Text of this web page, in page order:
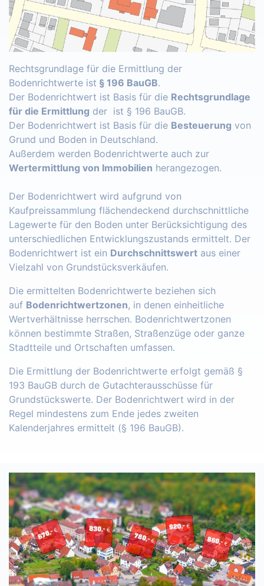
Rechtsgrundlage für die Ermittlung der
Bodenrichtwerte ist § 196 BauGB.
Der Bodenrichtwert ist Basis für die Rechtsgrundlage
für die Ermittlung der ist § 196 BauGB.
Der Bodenrichtwert ist Basis für die Besteuerung von
Grund und Boden in Deutschland.
Außerdem werden Bodenrichtwerte auch zur
Wertermittlung von Immobilien herangezogen.
Der Bodenrichtwert wird aufgrund von
Kaufpreissammlung flächendeckend durchschnittliche
Lagewerte für den Boden unter Berücksichtigung des
unterschiedlichen Entwicklungszustands ermittelt. Der
Bodenrichtwert ist ein Durchschnittswert aus einer
Vielzahl von Grundstücksverkäufen.
Die ermittelten Bodenrichtwerte beziehen sich
auf Bodenrichtwertzonen, in denen einheitliche
Wertverhältnisse herrschen. Bodenrichtwertzonen
können bestimmte Straßen, Straßenzüge oder ganze
Stadtteile und Ortschaften umfassen.
Die Ermittlung der Bodenrichtwerte erfolgt gemäß §
193 BauGB durch de Gutachterausschüsse für
Grundstückswerte. Der Bodenrichtwert wird in der
Regel mindestens zum Ende jedes zweiten
Kalenderjahres ermittelt (§ 196 BauGB).